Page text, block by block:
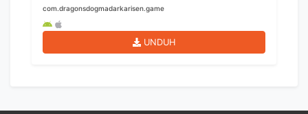
com.dragonsdogmadarkarisen.game
UNDUH